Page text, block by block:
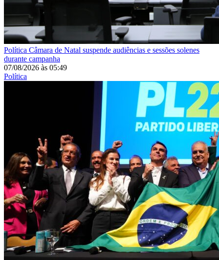
Política Câmara de Natal suspende audiências e sessões solenes
durante campanha
07/08/2026 às 05:49
Política